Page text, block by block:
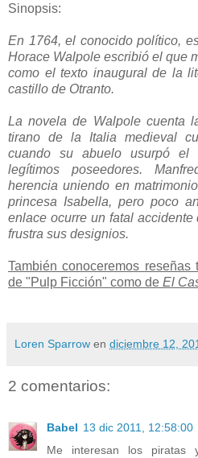
Sinopsis:
En 1764, el conocido político,
Horace Walpole escribió el que
como el texto inaugural de la
castillo de Otranto.
La novela de Walpole cuenta
tirano de la Italia medieval
cuando su abuelo usurpó
legítimos poseedores.
herencia uniendo en
princesa Isabella, pero poco
enlace ocurre un fatal
frustra sus designios.
También conoceremos
de "Pulp Ficción" como de El
Loren Sparrow en diciembre 12,
2 comentarios:
Babel 13 dic 2011, 12:58:00
Me interesan los